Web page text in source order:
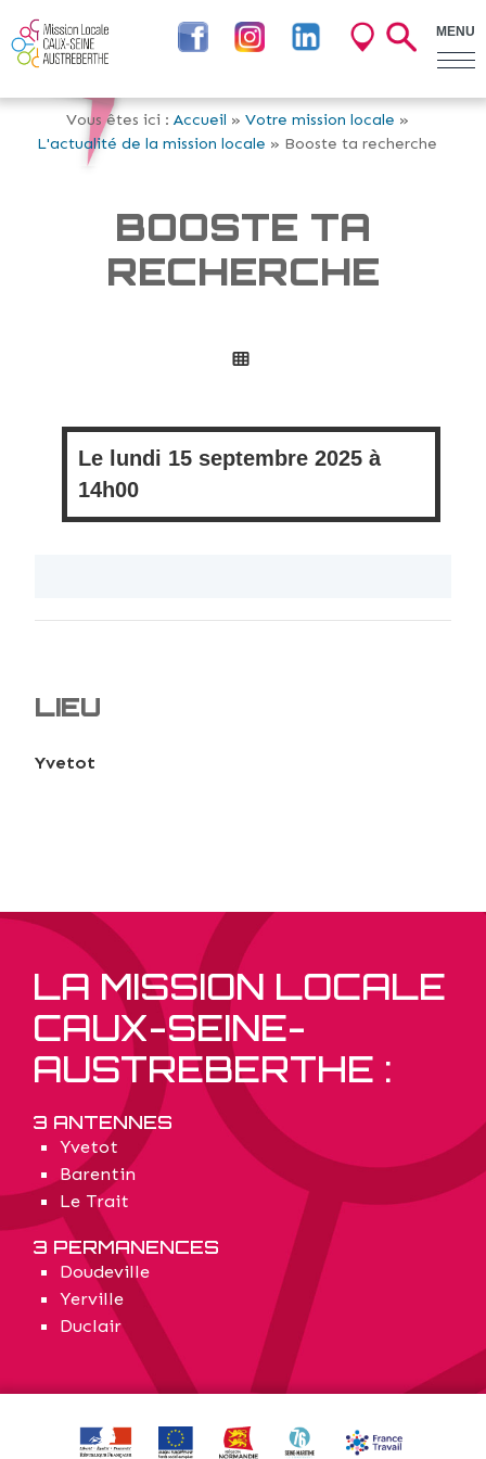
MENU
Vous êtes ici : Accueil » Votre mission locale »
L'actualité de la mission locale » Booste ta recherche
BOOSTE TA
RECHERCHE
Le lundi 15 septembre 2025 à
14h00
LIEU
Yvetot
LA MISSION LOCALE
CAUX-SEINE-
AUSTREBERTHE :
3 ANTENNES
Yvetot
Barentin
Le Trait
3 PERMANENCES
Doudeville
Yerville
Duclair